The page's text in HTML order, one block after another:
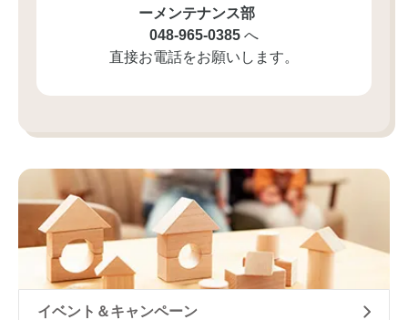
ーメンテナンス部
048-965-0385 へ
直接お電話をお願いします。
イベント＆キャンペーン